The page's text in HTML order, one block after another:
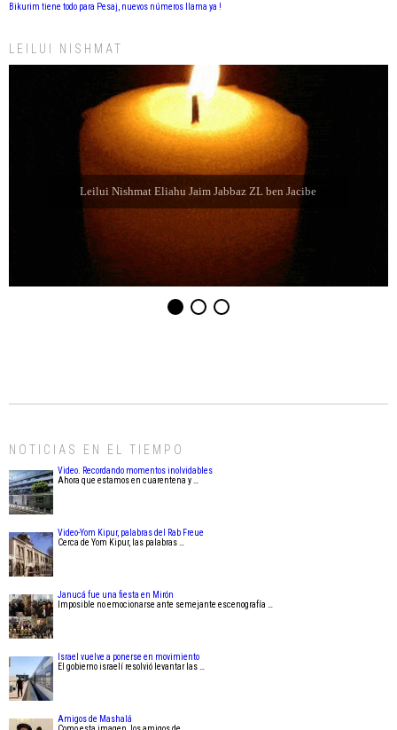
Bikurim tiene todo para Pesaj, nuevos números llama ya !
LEILUI NISHMAT
Leilui Nishmat Refael Shelomo ben Latife Selem ZL
NOTICIAS EN EL TIEMPO
Video. Recordando momentos inolvidables
Ahora que estamos en cuarentena y …
Video-Yom Kipur, palabras del Rab Freue
Cerca de Yom Kipur, las palabras …
Janucá fue una fiesta en Mirón
Imposible no emocionarse ante semejante escenografía …
Israel vuelve a ponerse en movimiento
El gobierno israelí resolvió levantar las …
Amigos de Mashalá